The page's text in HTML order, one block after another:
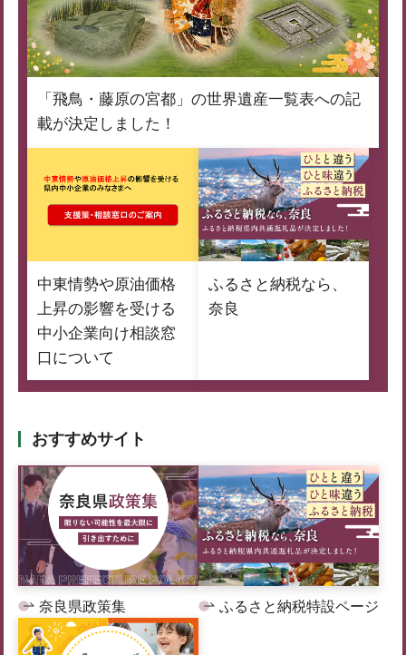
「飛鳥・藤原の宮都」の世界遺産一覧表への記
載が決定しました！
中東情勢や原油価格
上昇の影響を受ける
中小企業向け相談窓
口について
ふるさと納税なら、
奈良
おすすめサイト
奈良県政策集 ふるさと納税特設ページ